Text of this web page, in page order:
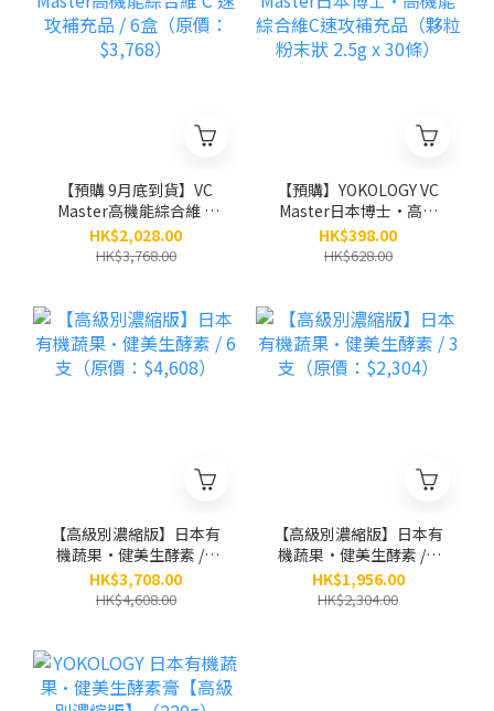
【預購 9月底到貨】VC
Master高機能綜合維 C
速攻補充品 / 6盒（原
價：$3,768）
HK$2,028.00
HK$3,768.00
【預購】YOKOLOGY VC
Master日本博士•高機
能綜合維C速攻補充品
（夥粒粉末狀 2.5g x 30
HK$398.00
HK$628.00
【高級別濃縮版】日本有
機蔬果•健美生酵素 / 6
支（原價：$4,608）
HK$3,708.00
HK$4,608.00
【高級別濃縮版】日本有
機蔬果•健美生酵素 / 3
支（原價：$2,304）
HK$1,956.00
HK$2,304.00